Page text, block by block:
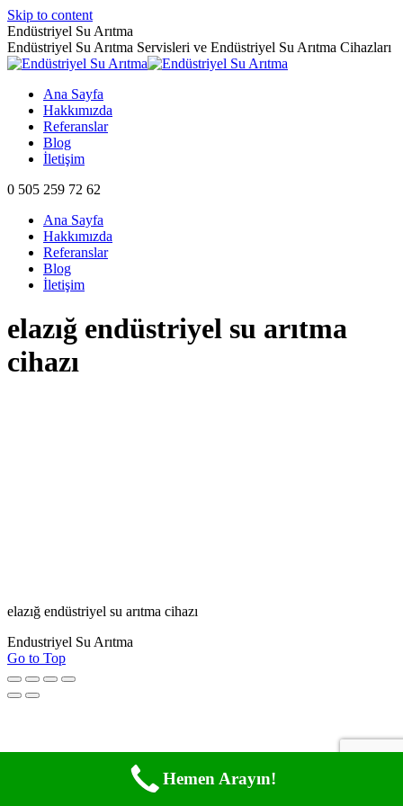
Skip to content
Endüstriyel Su Arıtma
Endüstriyel Su Arıtma Servisleri ve Endüstriyel Su Arıtma Cihazları
Ana Sayfa
Hakkımızda
Referanslar
Blog
İletişim
0 505 259 72 62
Ana Sayfa
Hakkımızda
Referanslar
Blog
İletişim
elazığ endüstriyel su arıtma
cihazı
elazığ endüstriyel su arıtma cihazı
Endustriyel Su Arıtma
Go to Top
Hemen Arayın!